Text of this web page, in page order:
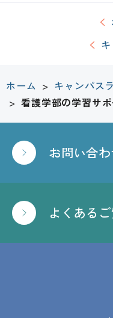
ホーム > キャンパス
>看護学部の学習サ
お問い合
よくある